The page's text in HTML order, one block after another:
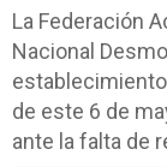
La Federación
Nacional
de este 6 de
ante la falta de